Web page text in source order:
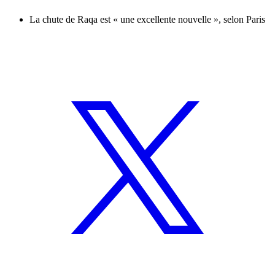
La chute de Raqa est « une excellente nouvelle », selon Paris